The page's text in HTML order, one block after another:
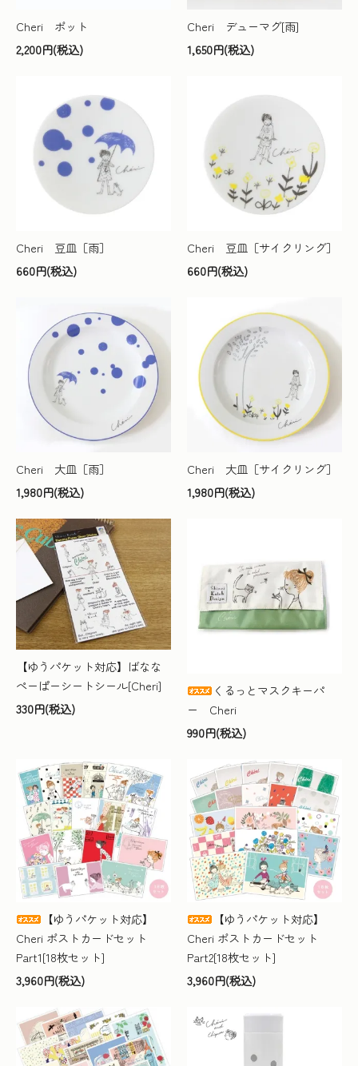
Cheri ポット
2,200円(税込)
Cheri デューマグ[雨]
1,650円(税込)
Cheri 豆皿［雨］
660円(税込)
Cheri 豆皿［サイクリング］
660円(税込)
Cheri 大皿［雨］
1,980円(税込)
Cheri 大皿［サイクリング］
1,980円(税込)
【ゆうパケット対応】ばなな
ぺーぱーシートシール[Cheri]
330円(税込)
くるっとマスクキーパ
ー Cheri
990円(税込)
【ゆうパケット対応】
Cheri ポストカードセット
Part1[18枚セット]
3,960円(税込)
【ゆうパケット対応】
Cheri ポストカードセット
Part2[18枚セット]
3,960円(税込)